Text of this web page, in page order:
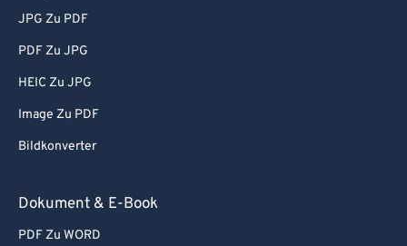
JPG Zu PDF
PDF Zu JPG
HEIC Zu JPG
Image Zu PDF
Bildkonverter
Dokument & E-Book
PDF Zu WORD